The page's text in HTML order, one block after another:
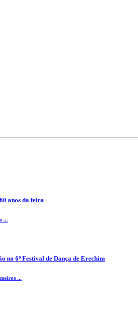
anos da feira
...
no 6º Festival de Dança de Erechim
...